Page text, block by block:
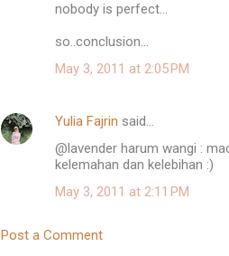
nobody is perfect...
so..conclusion...
May 3, 2011 at 2:05 PM
Yulia Fajrin said…
@lavender harum wangi :
kelemahan dan kelebihan :)
May 3, 2011 at 2:11 PM
Post a Comment